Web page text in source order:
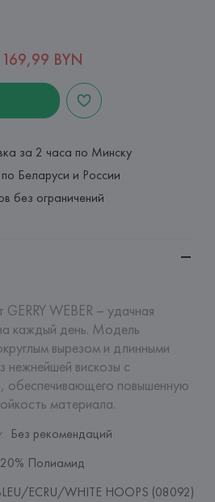
169,99 BYN
за 2 часа по Минску
Беларуси и России
без ограничений
WEBER – удачная
каждый день. Модель
вырезом и длинными
нежнейшей вискозы с
обеспечивающего повышенную
материала.
: Без рекомендаций
Полиамид
ECRU/WHITE HOOPS (08092)